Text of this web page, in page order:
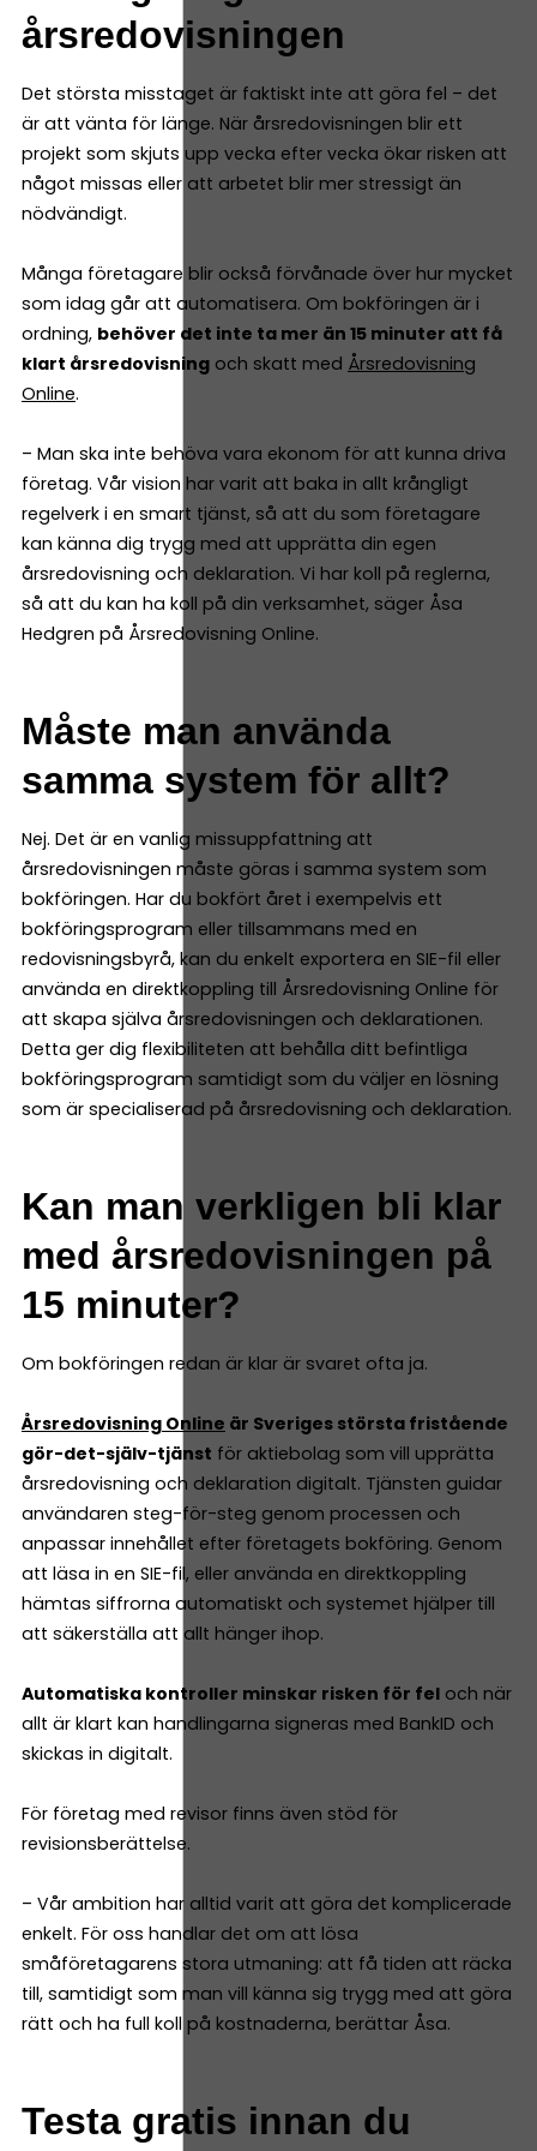
årsredovisningen
Det största misstaget är faktiskt inte att göra fel – det
är att vänta för länge. När årsredovisningen blir ett
projekt som skjuts upp vecka efter vecka ökar risken att
något missas eller att arbetet blir mer stressigt än
nödvändigt.
Många företagare blir också förvånade över hur mycket
som idag går att automatisera. Om bokföringen är i
ordning, behöver det inte ta mer än 15 minuter att få
klart årsredovisning och skatt med Årsredovisning
Online.
– Man ska inte behöva vara ekonom för att kunna driva
företag. Vår vision har varit att baka in allt krångligt
regelverk i en smart tjänst, så att du som företagare
kan känna dig trygg med att upprätta din egen
årsredovisning och deklaration. Vi har koll på reglerna,
så att du kan ha koll på din verksamhet, säger Åsa
Hedgren på Årsredovisning Online.
Måste man använda
samma system för allt?
Nej. Det är en vanlig missuppfattning att
årsredovisningen måste göras i samma system som
bokföringen. Har du bokfört året i exempelvis ett
bokföringsprogram eller tillsammans med en
redovisningsbyrå, kan du enkelt exportera en SIE-fil eller
använda en direktkoppling till Årsredovisning Online för
att skapa själva årsredovisningen och deklarationen.
Detta ger dig flexibiliteten att behålla ditt befintliga
bokföringsprogram samtidigt som du väljer en lösning
som är specialiserad på årsredovisning och deklaration.
Kan man verkligen bli klar
med årsredovisningen på
15 minuter?
Om bokföringen redan är klar är svaret ofta ja.
Årsredovisning Online är Sveriges största fristående
gör-det-själv-tjänst för aktiebolag som vill upprätta
årsredovisning och deklaration digitalt. Tjänsten guidar
användaren steg-för-steg genom processen och
anpassar innehållet efter företagets bokföring. Genom
att läsa in en SIE-fil, eller använda en direktkoppling
hämtas siffrorna automatiskt och systemet hjälper till
att säkerställa att allt hänger ihop.
Automatiska kontroller minskar risken för fel och när
allt är klart kan handlingarna signeras med BankID och
skickas in digitalt.
För företag med revisor finns även stöd för
revisionsberättelse.
– Vår ambition har alltid varit att göra det komplicerade
enkelt. För oss handlar det om att lösa
småföretagarens stora utmaning: att få tiden att räcka
till, samtidigt som man vill känna sig trygg med att göra
rätt och ha full koll på kostnaderna, berättar Åsa.
Testa gratis innan du